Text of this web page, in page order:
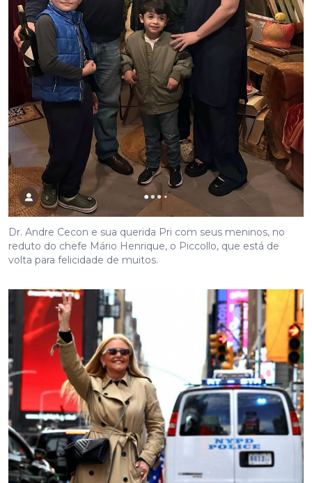
Dr. Andre Cecon e sua querida Pri com seus meninos, no
reduto do chefe Mário Henrique, o Piccollo, que está de
volta para felicidade de muitos.